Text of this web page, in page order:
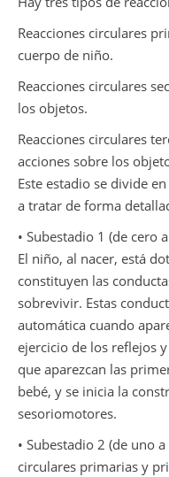
Reacciones circulares
cuerpo de niño.
Reacciones circulares
los objetos.
Reacciones circulares
acciones sobre los
Este estadio se divide
a tratar de forma
• Subestadio 1 (de cero
El niño, al nacer, está
constituyen las
sobrevivir. Estas
automática cuando
ejercicio de los reflejos
que aparezcan las
bebé, y se inicia la
sesoriomotores.
• Subestadio 2 (de uno
circulares primarias y